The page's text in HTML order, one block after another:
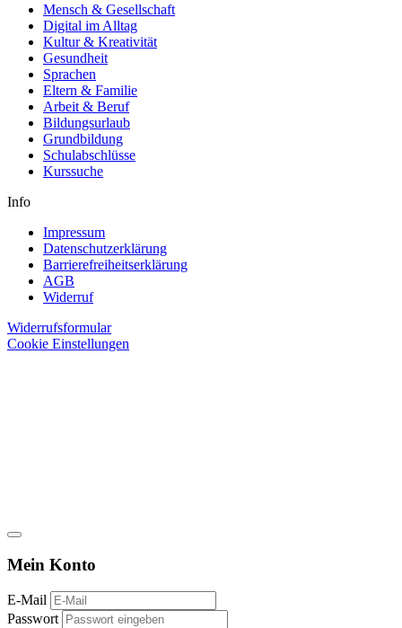
Mensch & Gesellschaft
Digital im Alltag
Kultur & Kreativität
Gesundheit
Sprachen
Eltern & Familie
Arbeit & Beruf
Bildungsurlaub
Grundbildung
Schulabschlüsse
Kurssuche
Info
Impressum
Datenschutzerklärung
Barrierefreiheitserklärung
AGB
Widerruf
Widerrufsformular
Cookie Einstellungen
Mein Konto
E-Mail
Passwort